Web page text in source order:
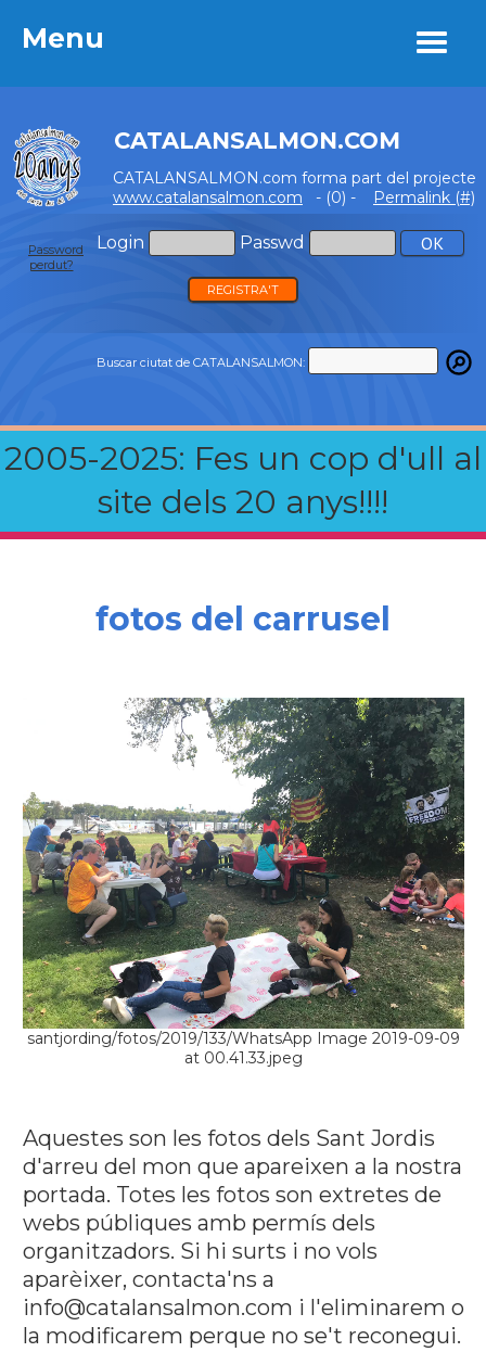
Menu
CATALANSALMON.COM
CATALANSALMON.com forma part del projecte
www.catalansalmon.com - (0) - Permalink (#)
Login Passwd
Password
perdut?
REGISTRA'T
Buscar ciutat de CATALANSALMON:
2005-2025: Fes un cop d'ull al
site dels 20 anys!!!!
Menu
fotos del carrusel
santjording/fotos/2019/133/WhatsApp Image 2019-09-09
at 00.41.33.jpeg
Aquestes son les fotos dels Sant Jordis
d'arreu del mon que apareixen a la nostra
portada. Totes les fotos son extretes de
webs públiques amb permís dels
organitzadors. Si hi surts i no vols
aparèixer, contacta'ns a
info@catalansalmon.com i l'eliminarem o
la modificarem perque no se't reconegui.